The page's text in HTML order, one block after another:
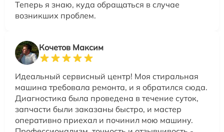
Теперь я знаю, куда обращаться в случае
возникших проблем.
Кочетов Максим
Идеальный сервисный центр! Моя стиральная
машина требовала ремонта, и я обратился сюда.
Диагностика была проведена в течение суток,
запчасти были заказаны быстро, и мастер
оперативно приехал и починил мою машину.